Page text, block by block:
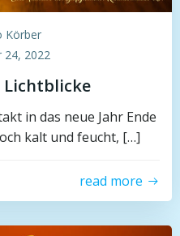
Körber
24, 2022
Lichtblicke
in das neue Jahr Ende
kalt und feucht, […]
read more